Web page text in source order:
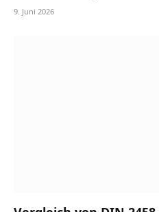
9. Juni 2026